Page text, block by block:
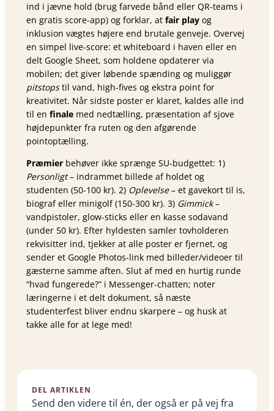
ind i jævne hold (brug farvede bånd eller QR-teams i
en gratis score-app) og forklar, at fair play og
inklusion vægtes højere end brutale genveje. Overvej
en simpel live-score: et whiteboard i haven eller en
delt Google Sheet, som holdene opdaterer via
mobilen; det giver løbende spænding og muliggør
pitstopstil vand, high-fives og ekstra point for
kreativitet. Når sidste poster er klaret, kaldes alle ind
til en finale med nedtælling, præsentation af sjove
højdepunkter fra ruten og den afgørende
pointoptælling.
Præmier behøver ikke sprænge SU-budgettet: 1)
Personligt– indrammet billede af holdet og
studenten (50-100 kr). 2) Oplevelse– et gavekort til is,
biograf eller minigolf (150-300 kr). 3) Gimmick–
vandpistoler, glow-sticks eller en kasse sodavand
(under 50 kr). Efter hyldesten samler tovholderen
rekvisitter ind, tjekker at alle poster er fjernet, og
sender et Google Photos-link med billeder/videoer til
gæsterne samme aften. Slut af med en hurtig runde
“hvad fungerede?” i Messenger-chatten; noter
læringerne i et delt dokument, så næste
studenterfest bliver endnu skarpere – og husk at
takke alle for at lege med!
DEL ARTIKLEN
Send den videre til én, der også er på vej fra